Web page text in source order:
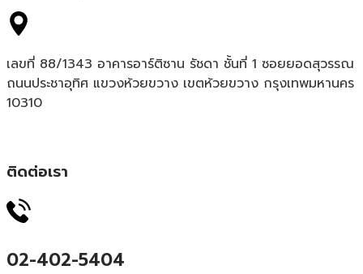
เลขที่ 88/1343 อาคารอาร์ติซาน รัชดา ชั้นที่ 1 ซอยยอดสุวรรณ
ถนนประชาอุทิศ แขวงห้วยขวาง เขตห้วยขวาง กรุงเทพมหานคร
10310
ติดต่อเรา
02-402-5404